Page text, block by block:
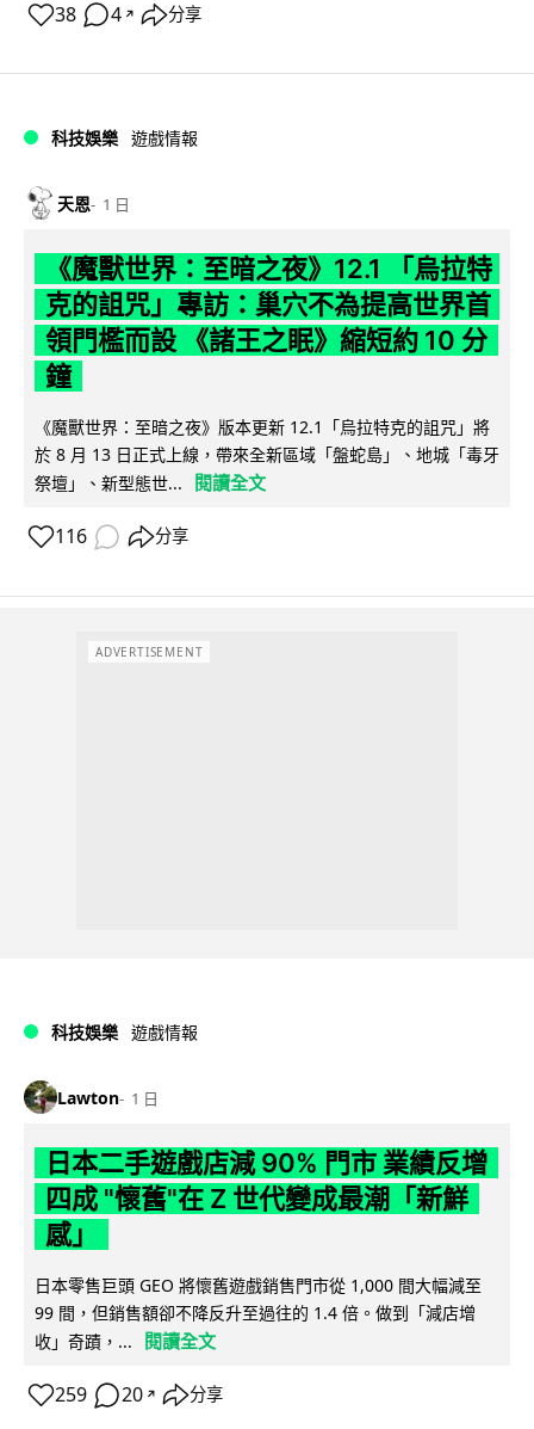
38 4 ↗ 分享
科技娛樂 遊戲情報
天恩 1 日
《魔獸世界：至暗之夜》12.1 「烏拉特
克的詛咒」專訪：巢穴不為提高世界首
領門檻而設 《諸王之眠》縮短約 10 分
鐘
《魔獸世界：至暗之夜》版本更新 12.1「烏拉特克的詛咒」將
於 8 月 13 日正式上線，帶來全新區域「盤蛇島」、地城「毒牙
祭壇」、新型態世...
閱讀全文
116 分享
ADVERTISEMENT
科技娛樂 遊戲情報
Lawton 1 日
日本二手遊戲店減 90% 門市 業績反增
四成 "懷舊"在 Z 世代變成最潮「新鮮
感」
日本零售巨頭 GEO 將懷舊遊戲銷售門市從 1,000 間大幅減至
99 間，但銷售額卻不降反升至過往的 1.4 倍。做到「減店增
收」奇蹟，...
閱讀全文
259 20 ↗ 分享